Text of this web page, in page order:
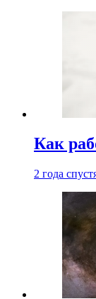
Как
2 года